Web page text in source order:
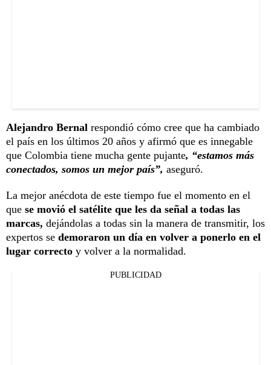
Alejandro Bernal respondió cómo cree que ha cambiado
el país en los últimos 20 años y afirmó que es innegable
que Colombia tiene mucha gente pujante, “estamos más
conectados, somos un mejor país”, aseguró.
La mejor anécdota de este tiempo fue el momento en el
que se movió el satélite que les da señal a todas las
marcas, dejándolas a todas sin la manera de transmitir, los
expertos se demoraron un día en volver a ponerlo en el
lugar correcto y volver a la normalidad.
PUBLICIDAD